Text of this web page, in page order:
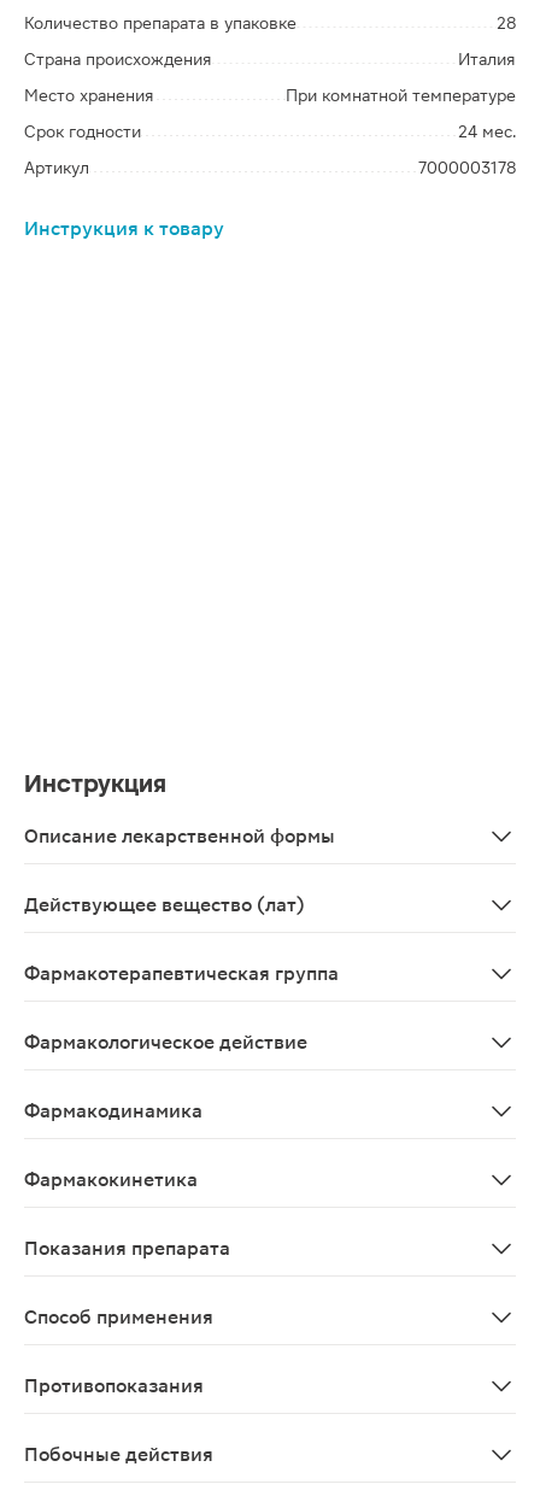
Количество препарата в упаковке
28
Страна происхождения
Италия
Место хранения
При комнатной температуре
Срок годности
24 мес.
Артикул
7000003178
Инструкция к товару
Инструкция
Описание лекарственной формы
Действующее вещество (лат)
Фармакотерапевтическая группа
Фармакологическое действие
Фармакодинамика
Фармакокинетика
Показания препарата
Способ применения
Противопоказания
Побочные действия